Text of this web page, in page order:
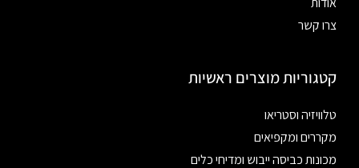
צרו קשר
קטגוריות מוצרים ראשיות
טלוויזיה וסטריאו
מקררים ומקפיאים
מכונות כביסה ייבוש ומדיחי כלים